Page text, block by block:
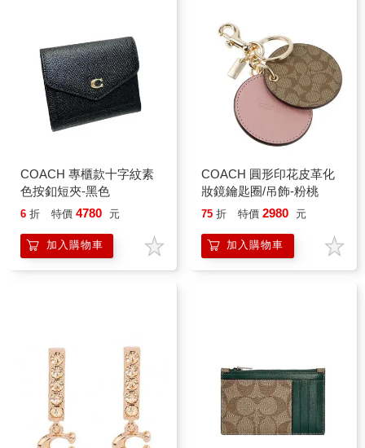
COACH 專櫃款十字紋素
色按釦短夾-黑色
6 折 特價 4780 元
加入購物車
COACH 圓形印花皮革化
妝鏡鑰匙圈/吊飾-粉桃
75 折 特價 2980 元
加入購物車